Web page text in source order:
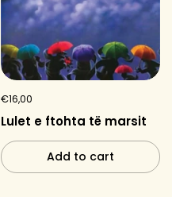
€16,00
Lulet e ftohta të marsit
Add to cart